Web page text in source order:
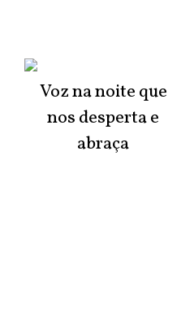
Voz na noite que
nos desperta e
abraça